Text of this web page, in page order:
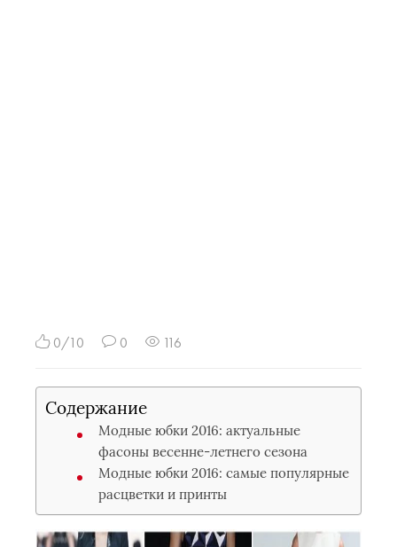
0/10 0 116
Содержание
Модные юбки 2016: актуальные
фасоны весенне-летнего сезона
Модные юбки 2016: самые популярные
расцветки и принты